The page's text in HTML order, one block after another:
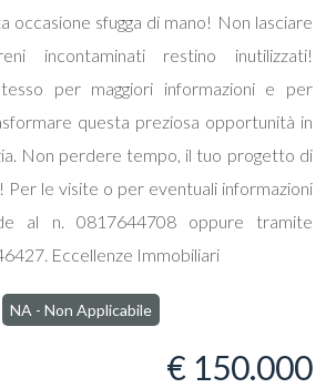
occasione sfugga di mano! Non lasciare
incontaminati restino inutilizzati!
per maggiori informazioni e per
questa preziosa opportunità in
Non perdere tempo, il tuo progetto di
Per le visite o per eventuali informazioni
al n. 0817644708 oppure tramite
Eccellenze Immobiliari
NA - Non Applicabile
€ 150.000